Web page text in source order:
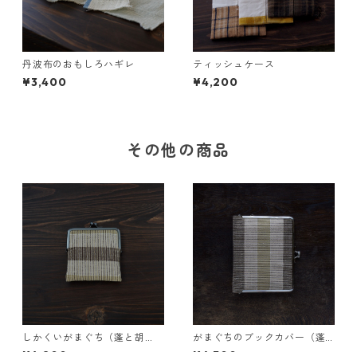
丹波布のおもしろハギレ
¥3,400
ティッシュケース
¥4,200
その他の商品
しかくいがまぐち（蓬と胡
桃）
がまぐちのブックカバー（蓬
と胡桃）